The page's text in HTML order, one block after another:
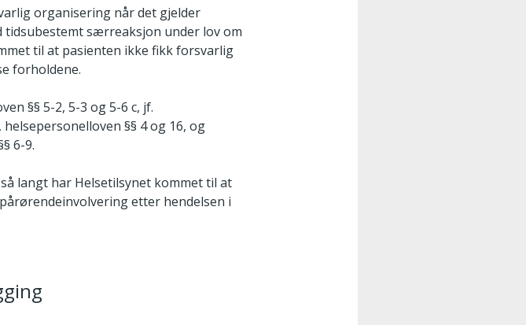
organisering når det gjelder
særreaksjon under lov om
til at pasienten ikke fikk forsvarlig
forholdene.
§§ 5-2, 5-3 og 5-6 c, jf.
§§ 4 og 16, og
6-9.
langt har Helsetilsynet kommet til at
etter hendelsen i